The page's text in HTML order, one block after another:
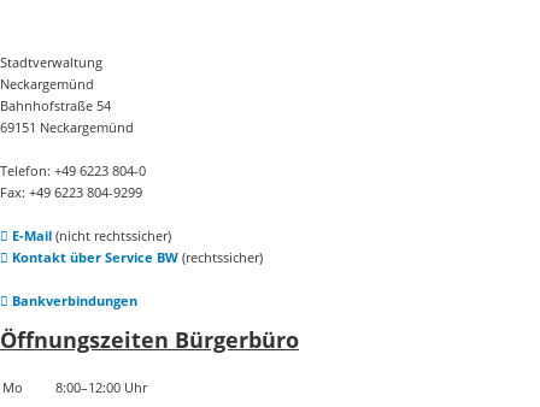
Stadtverwaltung
Neckargemünd
Bahnhofstraße 54
69151 Neckargemünd
Telefon: +49 6223 804-0
Fax: +49 6223 804-9299
E-Mail(nicht rechtssicher)
Kontakt über Service BW(rechtssicher)
Bankverbindungen
Öffnungszeiten Bürgerbüro
Mo 8:00–12:00 Uhr